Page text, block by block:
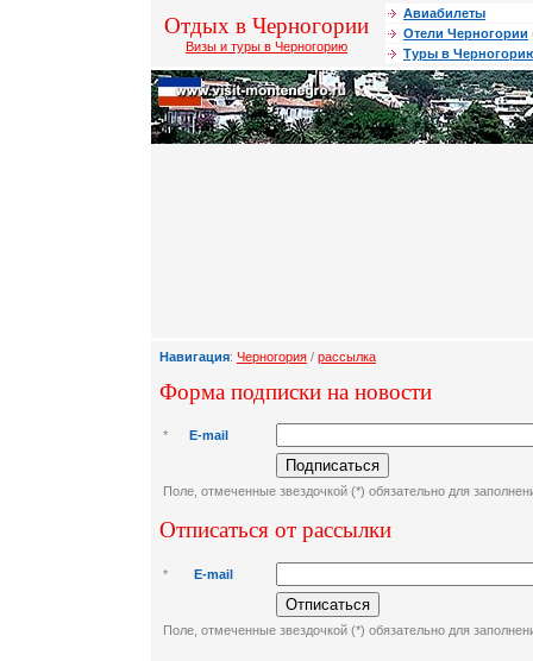
Отдых в Черногории
Визы и туры в Черногорию
Авиабилеты
Отели Черногории
Туры в
Навигация: Черногория / рассылка
Форма подписки на новости
* E-mail
Поле, отмеченные звездочкой (*) обязательно для
Отписаться от рассылки
* E-mail
Поле, отмеченные звездочкой (*) обязательно для